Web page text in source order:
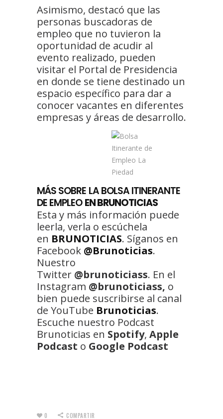
Asimismo, destacó que las
personas buscadoras de
empleo que no tuvieron la
oportunidad de acudir al
evento realizado, pueden
visitar el Portal de Presidencia
en donde se tiene destinado un
espacio específico para dar a
conocer vacantes en diferentes
empresas y áreas de desarrollo.
MÁSSOBRE LA BOLSA ITINERANTE
DE EMPLEOEN BRUNOTICIAS
Esta y más información puede
leerla, verla o escúchela
en BRUNOTICIAS. Síganos en
Facebook @Brunoticias.
Nuestro
Twitter @brunoticiass. En el
Instagram @brunoticiass, o
bien puede suscribirse al canal
de YouTube Brunoticias.
Escuche nuestro Podcast
Brunoticias en Spotify, Apple
Podcast o Google Podcast
0 COMPARTIR